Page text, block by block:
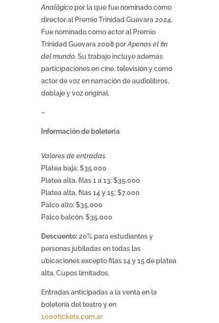
Analógico por la que fue nominado como
director al Premio Trinidad Guevara 2024.
Fue nominado como actor al Premio
Trinidad Guevara 2008 porApenas el fin
del mundo. Su trabajo incluye además
participaciones en cine, televisión y como
actor de voz en narración de audiolibros,
doblaje y voz original.
–
Información de boletería
Valores de entradas
Platea baja: $35.000
Platea alta, filas 1 a 13: $35.000
Platea alta, filas 14 y 15: $7.000
Palco alto: $35.000
Palco balcón: $35.000
Descuento:20% para estudiantes y
personas jubiladas en todas las
ubicaciones excepto filas 14 y 15 de platea
alta. Cupos limitados.
Entradas anticipadas a la venta en la
boletería del teatro y en
1000tickets.com.ar